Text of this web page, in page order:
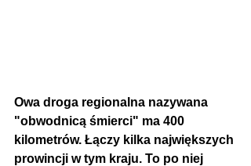
Owa droga regionalna nazywana
"obwodnicą śmierci" ma 400
kilometrów. Łączy kilka największych
prowincji w tym kraju. To po niej